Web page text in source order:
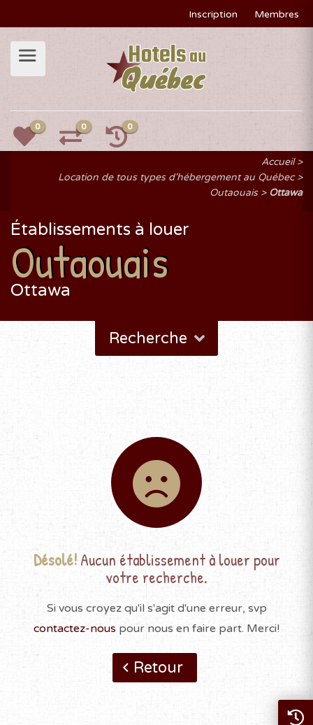
Inscription Membres
0 0 0
Accueil
Location de tous types d'hébergement au Québec
Outaouais
Ottawa
Établissements à louer
Outaouais
Ottawa
Recherche
Désolé!Aucun établissement à louer pour
votre recherche.
Si vous croyez qu'il s'agit d'une erreur, svp
contactez-nous pour nous en faire part. Merci!
Retour